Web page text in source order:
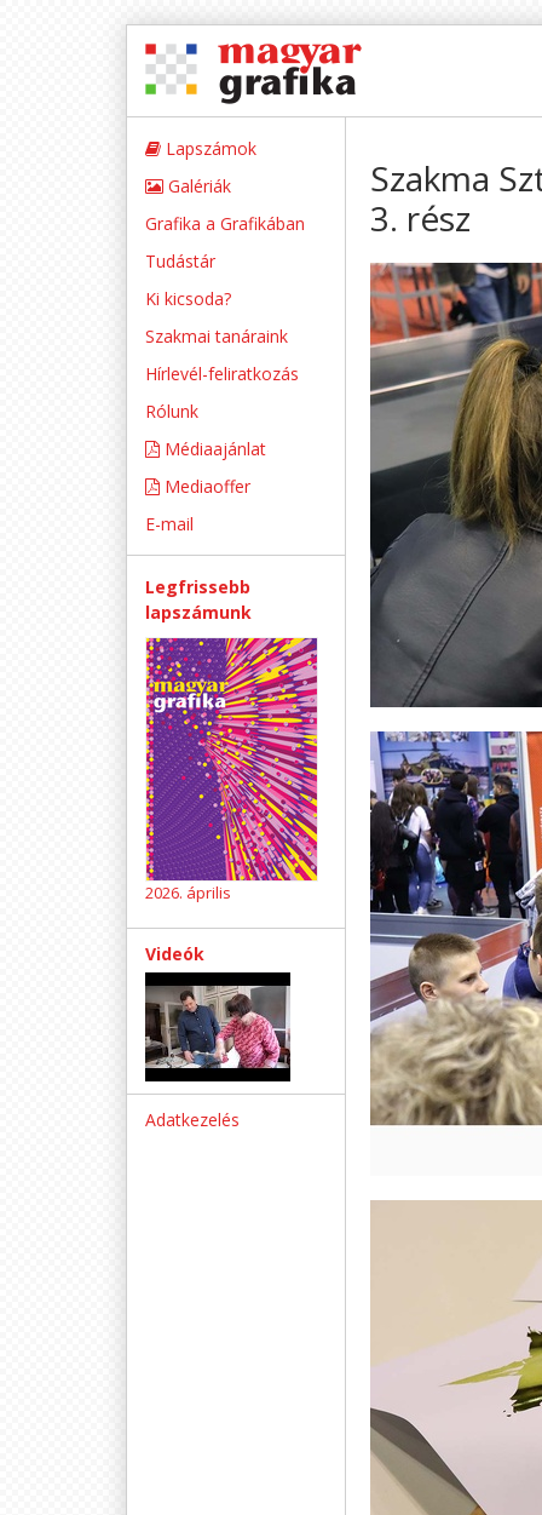
Szakma
3. rész
Lapszámok
Galériák
Grafika a Grafikában
Tudástár
Ki kicsoda?
Szakmai tanáraink
Hírlevél-feliratkozás
Rólunk
Médiaajánlat
Mediaoffer
E-mail
Legfrissebb
lapszámunk
2026. április
Videók
Adatkezelés